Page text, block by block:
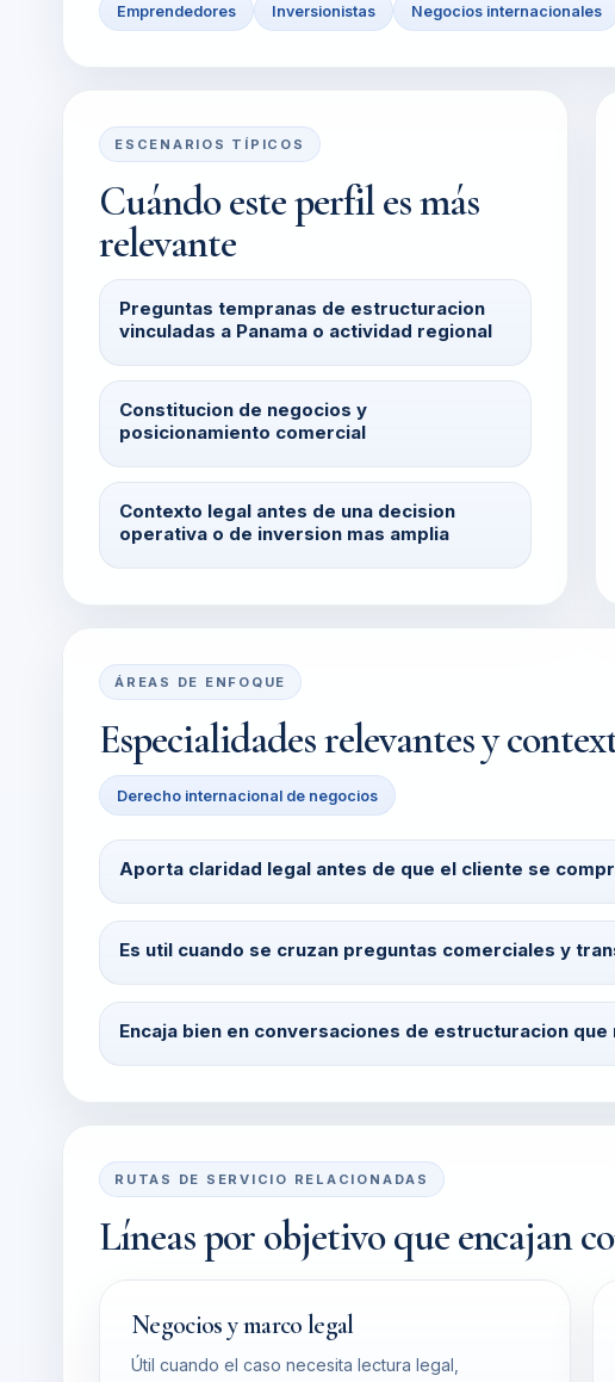
Emprendedores Inversionistas Negocios internacionales
ESCENARIOS TÍPICOS
Cuándo este perfil es más
relevante
Preguntas tempranas de estructuracion
vinculadas a Panama o actividad regional
Constitucion de negocios y
posicionamiento comercial
Contexto legal antes de una decision
operativa o de inversion mas amplia
ÁREAS DE ENFOQUE
Especialidades relevantes y
Derecho internacional de negocios
Aporta claridad legal antes de que el cliente se
Es util cuando se cruzan preguntas comerciales y
Encaja bien en conversaciones de estructuracion
RUTAS DE SERVICIO RELACIONADAS
Líneas por objetivo que encajan
Negocios y marco legal
Útil cuando el caso necesita lectura legal,